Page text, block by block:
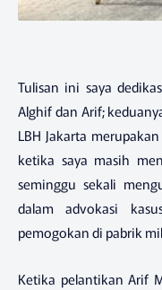
Tulisan ini saya
Alghif dan Arif;
LBH Jakarta
ketika saya masih
seminggu sekali
dalam advokasi
pemogokan di pabrik
Ketika pelantikan Arif